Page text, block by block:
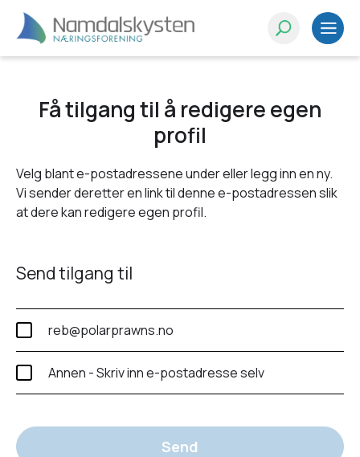
Få tilgang til å redigere egen
profil
Velg blant e-postadressene under eller legg inn en ny.
Vi sender deretter en link til denne e-postadressen slik
at dere kan redigere egen profil.
Send tilgang til
reb@polarprawns.no
Annen - Skriv inn e-postadresse selv
Send